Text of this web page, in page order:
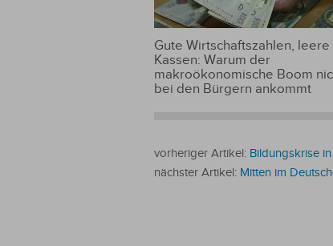
Gute Wirtschaftszahlen, leere
Kassen: Warum der
makroökonomische Boom
bei den Bürgern ankommt
vorheriger Artikel: Bildungskrise
nächster Artikel: Mitten im